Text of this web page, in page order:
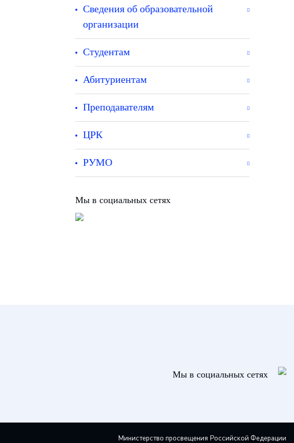
Сведения об образовательной
организации
Студентам
Абитуриентам
Преподавателям
ЦРК
РУМО
Мы в социальных сетях
Мы в социальных сетях
Министерство просвещения Российской Федерации